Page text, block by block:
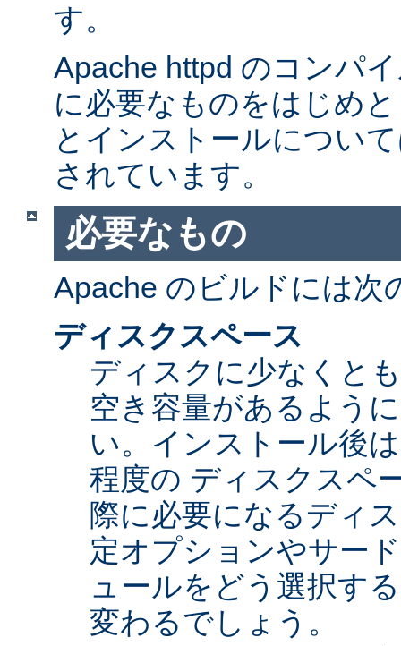
す。
Apache httpd のコンパ
に必要なものをはじめ
とインストールについ
されています。
必要なもの
Apache のビルドには次
ディスクスペース
ディスクに少なくと
空き容量があるよう
い。インストール後
程度の ディスクスペ
際に必要になるディ
定オプションやサー
ュールをどう選択す
変わるでしょう。